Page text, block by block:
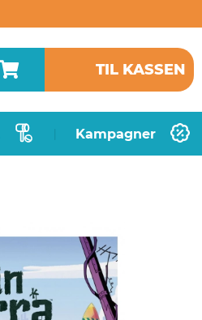
TIL KASSEN
Kampagner